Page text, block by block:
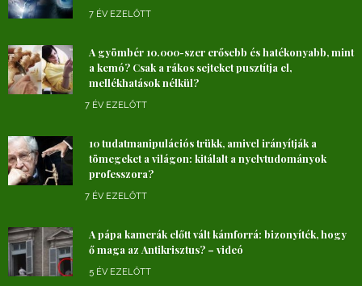
7 ÉV EZELŐTT
A gyömbér 10.000-szer erősebb és hatékonyabb, mint
a kemó? Csak a rákos sejteket pusztítja el,
mellékhatások nélkül?
7 ÉV EZELŐTT
10 tudatmanipulációs trükk, amivel irányítják a
tömegeket a világon: kitálalt a nyelvtudományok
professzora?
7 ÉV EZELŐTT
A pápa kamerák előtt vált kámforrá: bizonyíték, hogy
ő maga az Antikrisztus? – videó
5 ÉV EZELŐTT